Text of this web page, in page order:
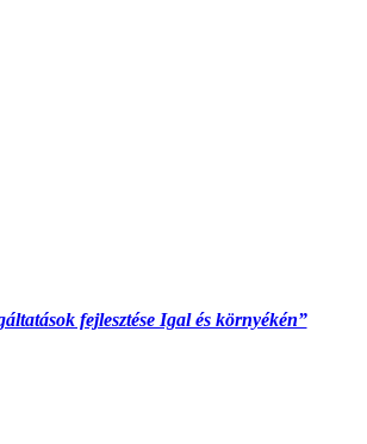
fejlesztése Igal és környékén”